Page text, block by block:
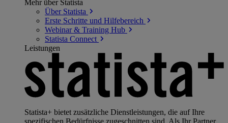
Mehr über Statista
Über Statista
Erste Schritte und Hilfebereich
Webinar & Training Hub
Statista Connect
Leistungen
Statista+ bietet zusätzliche Dienstleistungen, die auf Ihre
spezifischen Bedürfnisse zugeschnitten sind. Als Ihr Partner